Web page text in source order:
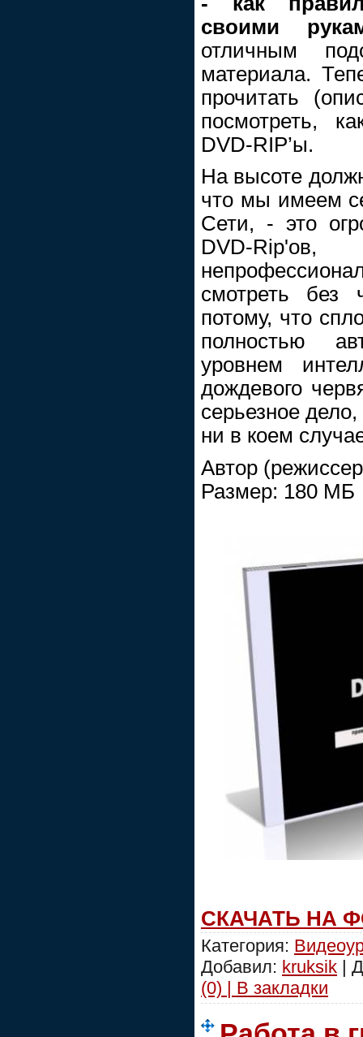
своими
отличным
материала.
прочитать
посмотреть,
DVD-RIP’ы.
На высоте
что мы имеем
Сети, - это
DVD-
смотреть без
потому, что
полностью
уровнем
дождевого
серьезное
ни в коем
Автор
Размер: 180 МБ
СКАЧАТЬ НА
Категория:
Добавил: kruksik |
(0) | В закладки